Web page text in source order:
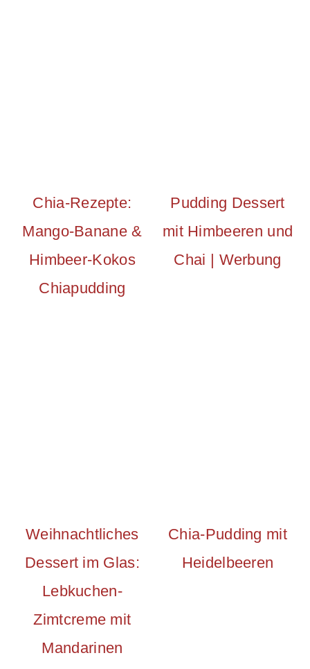
Chia-Rezepte:
Mango-Banane &
Himbeer-Kokos
Chiapudding
Pudding Dessert
mit Himbeeren und
Chai | Werbung
Weihnachtliches
Dessert im Glas:
Lebkuchen-
Zimtcreme mit
Mandarinen
Chia-Pudding mit
Heidelbeeren